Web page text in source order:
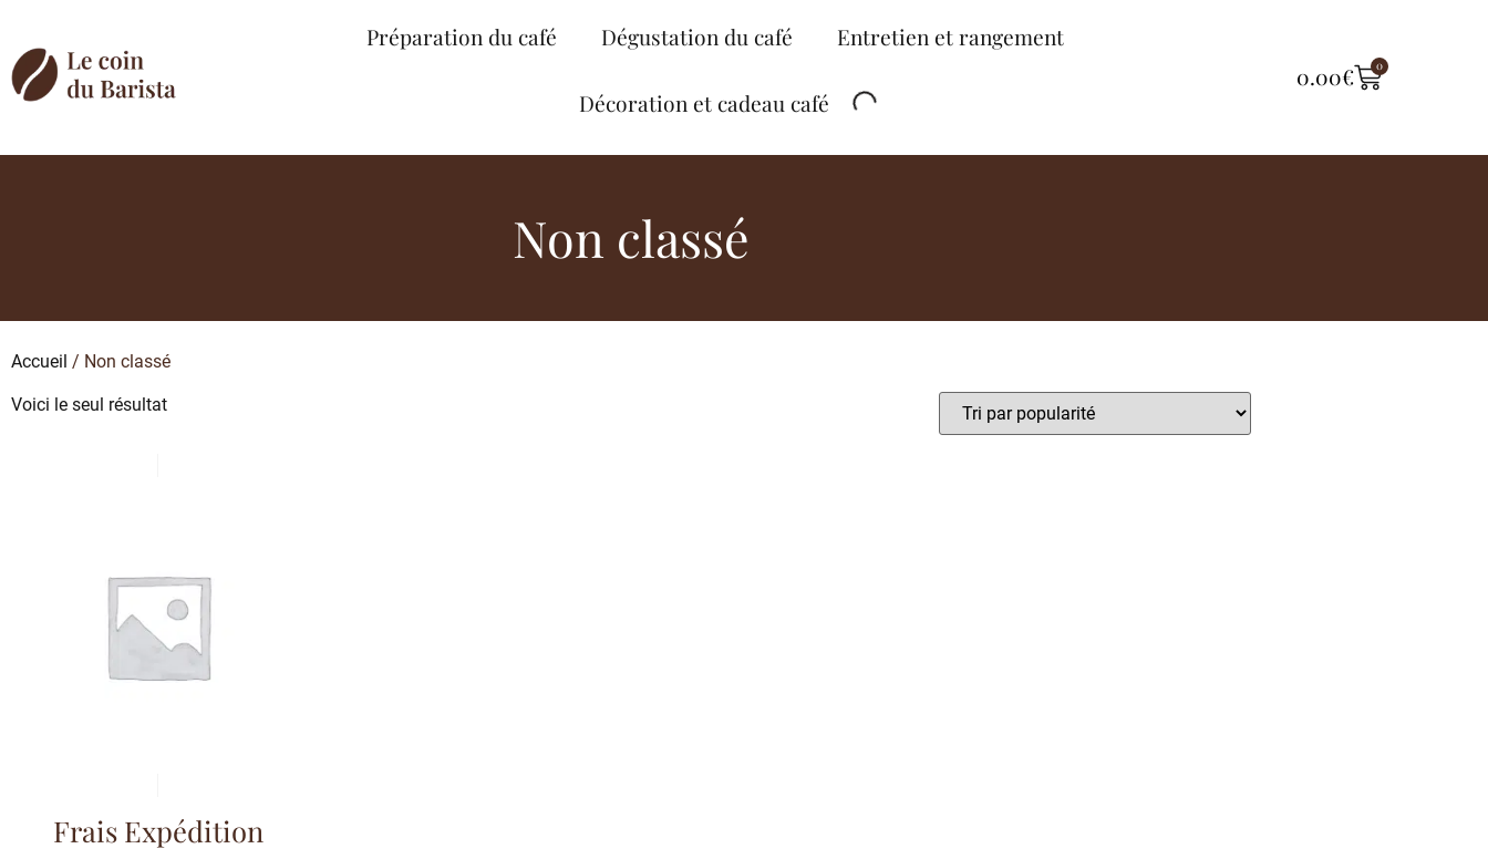
Préparation du café Dégustation du café Entretien et rangement
Décoration et cadeau café
0.00€ 0
Non classé
Accueil / Non classé
Voici le seul résultat
Frais Expédition